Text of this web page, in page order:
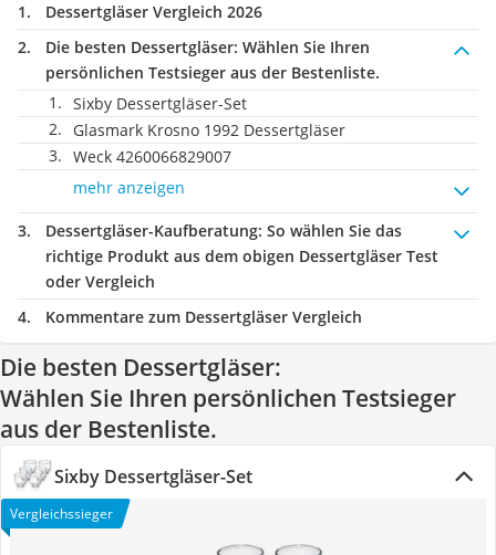
Dessertgläser Vergleich 2026
Die besten Dessertgläser: Wählen Sie Ihren
persönlichen Testsieger aus der Bestenliste.
Sixby Dessertgläser-Set
Glasmark Krosno 1992 Dessertgläser
Weck 4260066829007
mehr anzeigen
Dessertgläser-Kaufberatung: So wählen Sie das
richtige Produkt aus dem obigen Dessertgläser Test
oder Vergleich
Kommentare zum Dessertgläser Vergleich
Die besten Dessertgläser:
Wählen Sie Ihren persönlichen Testsieger
aus der Bestenliste.
Sixby Dessertgläser-Set
Vergleichssieger